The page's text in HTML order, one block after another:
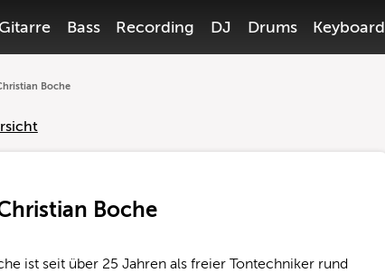
Gitarre Bass Recording DJ Drums Keyboard
Boche
Boche
ist seit über 25 Jahren als freier Tontechniker rund